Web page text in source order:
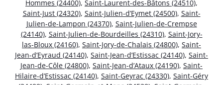
Hommes (24400), Saint-Laurent-des-Bâtons (24510),
Saint-Just (24320), Saint-Julien-d’Eymet (24500), Saint-
Julien-de-Lampon (24370), Saint-Julien-de-Crempse
(24140), Saint-Julien-de-Bourdeilles (24310), Saint-Jory-
las-Bloux (24160), Saint-Jory-de-Chalais (24800), Saint-
Jean-d’Eyraud (24140), Saint-Jean-d’Estissac (24140), Saint-
Jean-de-Côle (24800), Saint-Jean-d’Ataux (24190), Saint-
Hilaire-d’Estissac (24140), Saint-Geyrac (24330), Saint-Géry